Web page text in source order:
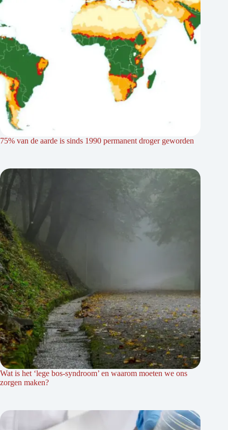
75% van de aarde is sinds 1990 permanent droger geworden
Wat is het ‘lege bos-syndroom’ en waarom moeten we ons
zorgen maken?